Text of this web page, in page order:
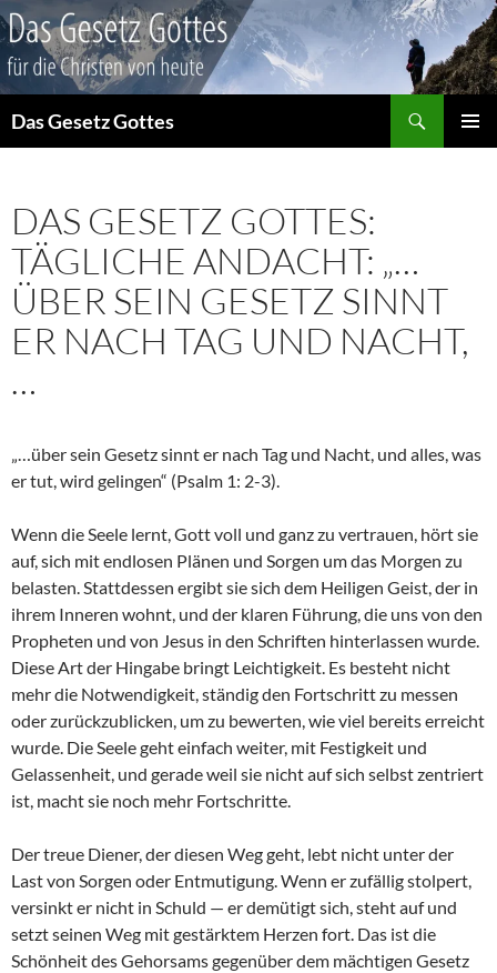
Das Gesetz Gottes
DAS GESETZ GOTTES:
TÄGLICHE ANDACHT: „…
ÜBER SEIN GESETZ SINNT
ER NACH TAG UND NACHT,
…
„…über sein Gesetz sinnt er nach Tag und Nacht, und alles, was
er tut, wird gelingen“ (Psalm 1: 2-3).
Wenn die Seele lernt, Gott voll und ganz zu vertrauen, hört sie
auf, sich mit endlosen Plänen und Sorgen um das Morgen zu
belasten. Stattdessen ergibt sie sich dem Heiligen Geist, der in
ihrem Inneren wohnt, und der klaren Führung, die uns von den
Propheten und von Jesus in den Schriften hinterlassen wurde.
Diese Art der Hingabe bringt Leichtigkeit. Es besteht nicht
mehr die Notwendigkeit, ständig den Fortschritt zu messen
oder zurückzublicken, um zu bewerten, wie viel bereits erreicht
wurde. Die Seele geht einfach weiter, mit Festigkeit und
Gelassenheit, und gerade weil sie nicht auf sich selbst zentriert
ist, macht sie noch mehr Fortschritte.
Der treue Diener, der diesen Weg geht, lebt nicht unter der
Last von Sorgen oder Entmutigung. Wenn er zufällig stolpert,
versinkt er nicht in Schuld — er demütigt sich, steht auf und
setzt seinen Weg mit gestärktem Herzen fort. Das ist die
Schönheit des Gehorsams gegenüber dem mächtigen Gesetz